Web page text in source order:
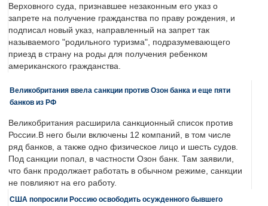
Верховного суда, признавшее незаконным его указ о
запрете на получение гражданства по праву рождения, и
подписал новый указ, направленный на запрет так
называемого "родильного туризма", подразумевающего
приезд в страну на роды для получения ребенком
американского гражданства.
Великобритания ввела санкции против Озон банка и еще пяти
банков из РФ
Великобритания расширила санкционный список против
России.В него были включены 12 компаний, в том числе
ряд банков, а также одно физическое лицо и шесть судов.
Под санкции попал, в частности Озон банк. Там заявили,
что банк продолжает работать в обычном режиме, санкции
не повлияют на его работу.
США попросили Россию освободить осужденного бывшего